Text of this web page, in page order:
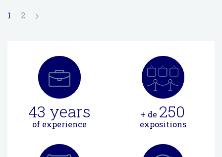
1 2
43 years
of experience
+ de 250
expositions